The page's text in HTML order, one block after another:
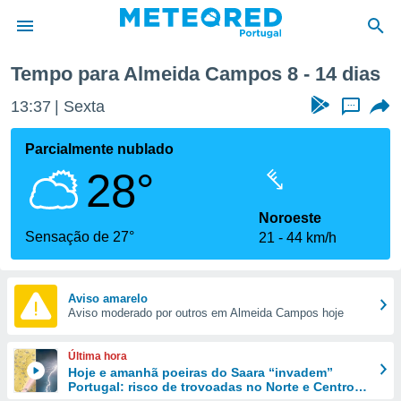
da
foi
fornecidas
a este
das
e
forma
digital
Tempo para Almeida Campos 8 - 14 dias
13:37 Sexta ...
Parcialmente nublado
28°
Sensação de 27°
Noroeste
21
44 km/h
Aviso amarelo
Aviso moderado por outros em Almeida Campos hoje
Última hora
Hoje e amanhã poeiras do Saara “invadem”
Portugal: risco de trovoadas no Norte e Centro